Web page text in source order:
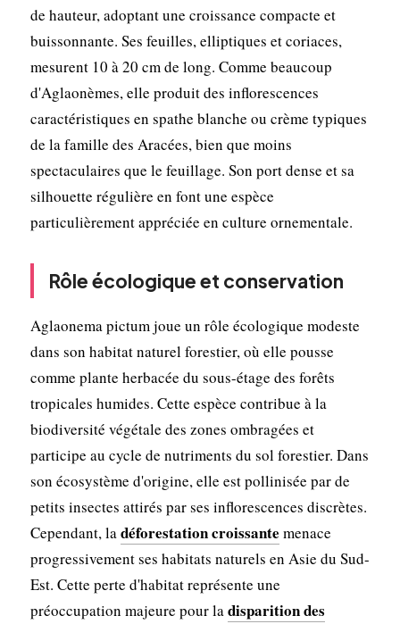
de hauteur, adoptant une croissance compacte et
buissonnante. Ses feuilles, elliptiques et coriaces,
mesurent 10 à 20 cm de long. Comme beaucoup
d'Aglaonèmes, elle produit des inflorescences
caractéristiques en spathe blanche ou crème typiques
de la famille des Aracées, bien que moins
spectaculaires que le feuillage. Son port dense et sa
silhouette régulière en font une espèce
particulièrement appréciée en culture ornementale.
Rôle écologique et conservation
Aglaonema pictum joue un rôle écologique modeste
dans son habitat naturel forestier, où elle pousse
comme plante herbacée du sous-étage des forêts
tropicales humides. Cette espèce contribue à la
biodiversité végétale des zones ombragées et
participe au cycle de nutriments du sol forestier. Dans
son écosystème d'origine, elle est pollinisée par de
petits insectes attirés par ses inflorescences discrètes.
Cependant, ladéforestation croissante menace
progressivement ses habitats naturels en Asie du Sud-
Est. Cette perte d'habitat représente une
préoccupation majeure pour ladisparition des